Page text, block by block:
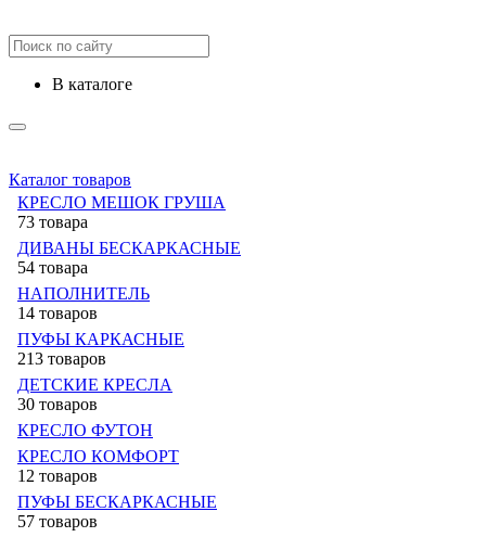
в каталоге
Каталог товаров
КРЕСЛО МЕШОК ГРУША
73 товара
ДИВАНЫ БЕСКАРКАСНЫЕ
54 товара
НАПОЛНИТЕЛЬ
14 товаров
ПУФЫ КАРКАСНЫЕ
213 товаров
ДЕТСКИЕ КРЕСЛА
30 товаров
КРЕСЛО ФУТОН
КРЕСЛО КОМФОРТ
12 товаров
ПУФЫ БЕСКАРКАСНЫЕ
57 товаров